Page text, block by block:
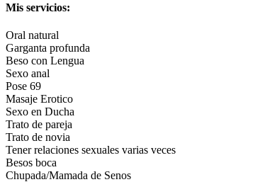
Mis servicios:
Oral natural
Garganta profunda
Beso con Lengua
Sexo anal
Pose 69
Masaje Erotico
Sexo en Ducha
Trato de pareja
Trato de novia
Tener relaciones sexuales varias veces
Besos boca
Chupada/Mamada de Senos